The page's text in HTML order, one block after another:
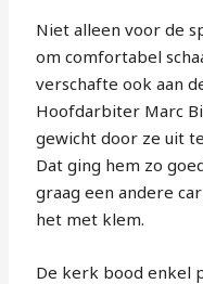
Niet alleen voor de
om comfortabel
verschafte ook aan
Hoofdarbiter Marc
gewicht door ze uit
Dat ging hem zo
graag een andere
het met klem.
De kerk bood enkel